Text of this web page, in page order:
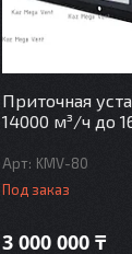
Приточная
14000 м³/ч до
KMV-80
Под заказ
3 000 000 ₸